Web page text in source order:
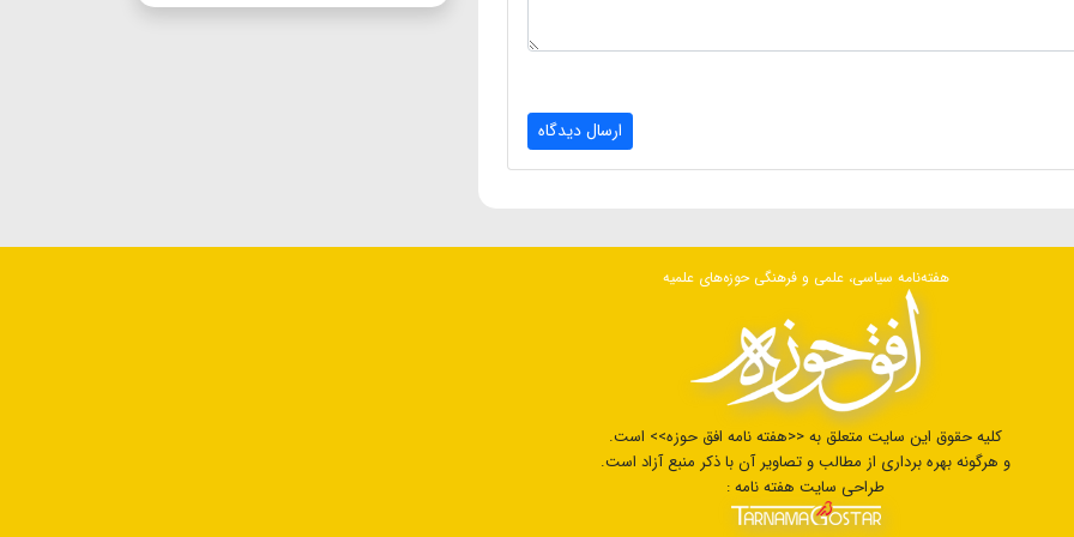
ارسال دیدگاه
هفته‌نامه سیاسی، علمی و فرهنگی حوزه‌های علمیه
کلیه حقوق این سایت متعلق به <<هفته نامه افق حوزه>> است.
و هرگونه بهره برداری از مطالب و تصاویر آن با ذکر منبع آزاد است.
طراحی سایت هفته نامه :